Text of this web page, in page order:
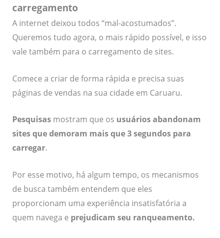
carregamento
A internet deixou todos “mal-acostumados”.
Queremos tudo agora, o mais rápido possível, e isso
vale também para o carregamento de sites.
Comece a criar de forma rápida e precisa suas
páginas de vendas na sua cidade em Caruaru.
Pesquisasmostram que os usuários abandonam
sites que demoram mais que 3 segundos para
carregar.
Por esse motivo, há algum tempo, os mecanismos
de busca também entendem que eles
proporcionam uma experiência insatisfatória a
quem navega e prejudicam seu ranqueamento.